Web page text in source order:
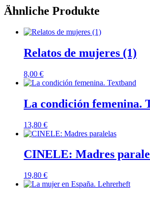
Ähnliche Produkte
Relatos de mujeres (1)
8,00 €
La condición femenina.
13,80 €
CINELE: Madres
19,80 €